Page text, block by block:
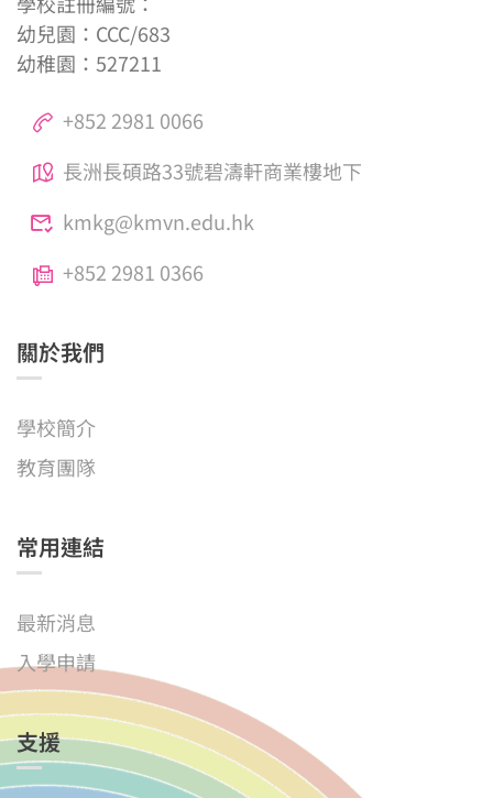
幼兒園：CCC/683
幼稚園：527211
+852 2981 0066
長洲長碩路33號碧濤軒商業樓地下
kmkg@kmvn.edu.hk
+852 2981 0366
關於我們
學校簡介
教育團隊
常用連結
最新消息
入學申請
支援